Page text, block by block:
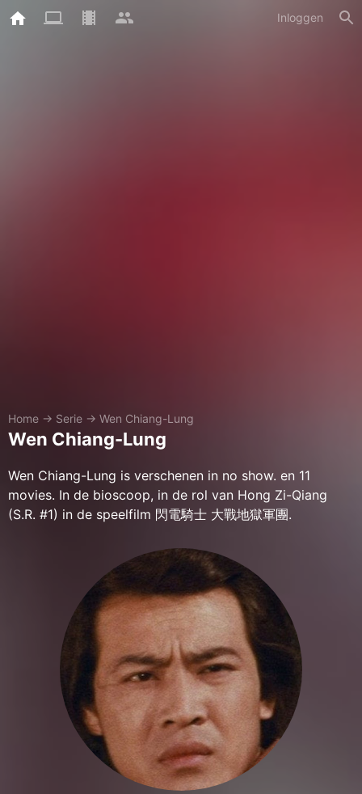
Inloggen
Home → Serie → Wen Chiang-Lung
Wen Chiang-Lung
Wen Chiang-Lung is verschenen in no show. en 11
movies. In de bioscoop, in de rol van Hong Zi-Qiang
(S.R. #1) in de speelfilm 閃電騎士 大戰地獄軍團.